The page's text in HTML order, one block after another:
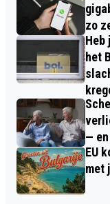
zo
Heb
het
—
EU
met